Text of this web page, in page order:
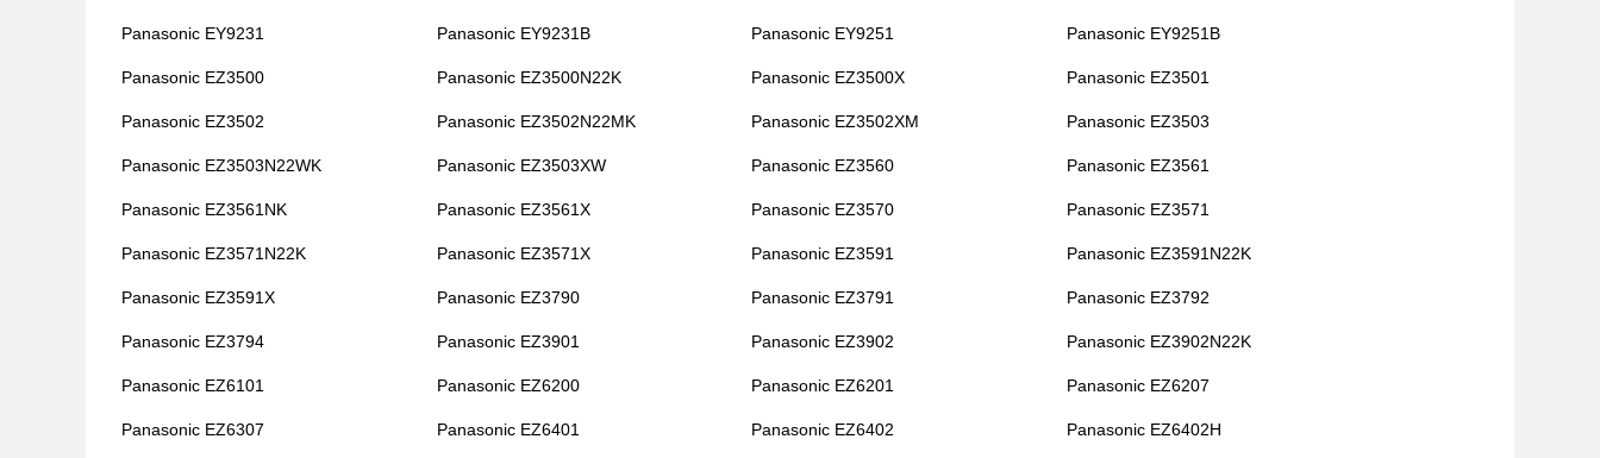
Panasonic EY9231 Panasonic EY9231B Panasonic EY9251 Panasonic EY9251B
Panasonic EZ3500 Panasonic EZ3500N22K Panasonic EZ3500X Panasonic EZ3501
Panasonic EZ3502 Panasonic EZ3502N22MK Panasonic EZ3502XM Panasonic EZ3503
Panasonic EZ3503N22WK Panasonic EZ3503XW Panasonic EZ3560 Panasonic EZ3561
Panasonic EZ3561NK Panasonic EZ3561X Panasonic EZ3570 Panasonic EZ3571
Panasonic EZ3571N22K Panasonic EZ3571X Panasonic EZ3591 Panasonic EZ3591N22K
Panasonic EZ3591X Panasonic EZ3790 Panasonic EZ3791 Panasonic EZ3792
Panasonic EZ3794 Panasonic EZ3901 Panasonic EZ3902 Panasonic EZ3902N22K
Panasonic EZ6101 Panasonic EZ6200 Panasonic EZ6201 Panasonic EZ6207
Panasonic EZ6307 Panasonic EZ6401 Panasonic EZ6402 Panasonic EZ6402H